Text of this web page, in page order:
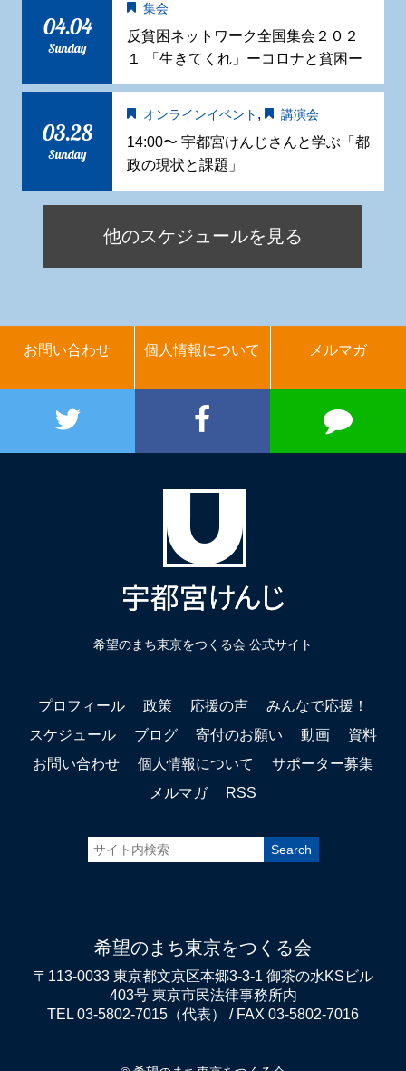
04.04
Sunday
集会
反貧困ネットワーク全国集会２０２
１ 「生きてくれ」ーコロナと貧困ー
03.28
Sunday
オンラインイベント , 講演会
14:00〜 宇都宮けんじさんと学ぶ「都
政の現状と課題」
他のスケジュールを見る
お問い合わせ 個人情報について メルマガ
希望のまち東京をつくる会 公式サイト
プロフィール 政策 応援の声
みんなで応援！
スケジュール
ブログ 寄付のお願い 動画
資料
お問い合わせ
個人情報について
サポーター募集
メルマガ
RSS
希望のまち東京をつくる会
〒113-0033 東京都文京区本郷3-3-1 御茶の水KSビル
403号 東京市民法律事務所内
TEL 03-5802-7015（代表） / FAX 03-5802-7016